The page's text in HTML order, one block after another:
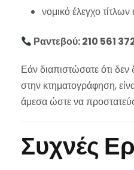
νομικό έλεγχο
Ραντεβού: 210 561
Εάν διαπιστώσατε ότι
στην κτηματογράφηση,
άμεσα ώστε να
Συχνές